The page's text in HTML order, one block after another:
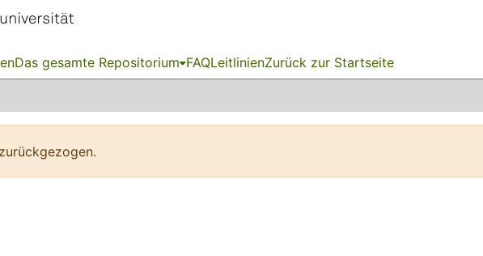
Das gesamte Repositorium FAQLeitlinienZurück zur Startseite